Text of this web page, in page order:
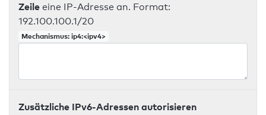
Zeile eine IP-Adresse an. Format:
192.100.100.1/20
Mechanismus: ip4:<ipv4>
Zusätzliche IPv6-Adressen autorisieren